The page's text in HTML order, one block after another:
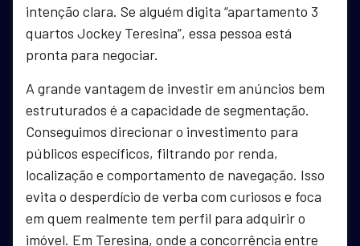
intenção clara. Se alguém digita “apartamento 3
quartos Jockey Teresina”, essa pessoa está
pronta para negociar.
A grande vantagem de investir em anúncios bem
estruturados é a capacidade de segmentação.
Conseguimos direcionar o investimento para
públicos específicos, filtrando por renda,
localização e comportamento de navegação. Isso
evita o desperdício de verba com curiosos e foca
em quem realmente tem perfil para adquirir o
imóvel. Em Teresina, onde a concorrência entre